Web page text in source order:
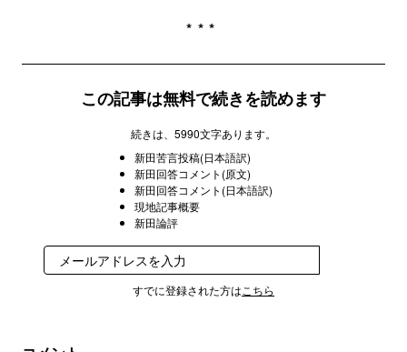
***
この記事は無料で続きを読めます
続きは、5990文字あります。
新田苦言投稿(日本語訳)
新田回答コメント(原文)
新田回答コメント(日本語訳)
現地記事概要
新田論評
すでに登録された方は こちら